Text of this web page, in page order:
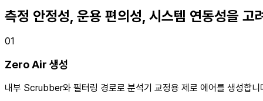
측정 안정성, 운용 편의성, 시스템 연동성을 고
01
Zero Air 생성
내부 Scrubber와 필터링 경로로 분석기 교정용 제로 에어를 생성합니